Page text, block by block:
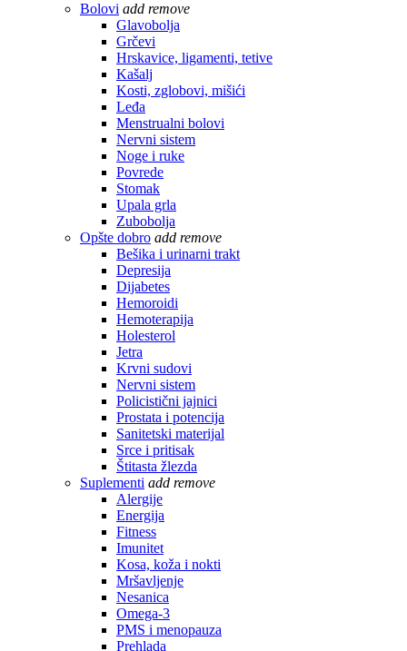
Bolovi add remove
Glavobolja
Grčevi
Hrskavice, ligamenti, tetive
Kašalj
Kosti, zglobovi, mišići
Leđa
Menstrualni bolovi
Nervni sistem
Noge i ruke
Povrede
Stomak
Upala grla
Zubobolja
Opšte dobro add remove
Bešika i urinarni trakt
Depresija
Dijabetes
Hemoroidi
Hemoterapija
Holesterol
Jetra
Krvni sudovi
Nervni sistem
Policistični jajnici
Prostata i potencija
Sanitetski materijal
Srce i pritisak
Štitasta žlezda
Suplementi add remove
Alergije
Energija
Fitness
Imunitet
Kosa, koža i nokti
Mršavljenje
Nesanica
Omega-3
PMS i menopauza
Prehlada